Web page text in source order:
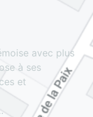
avec plus
à ses
et